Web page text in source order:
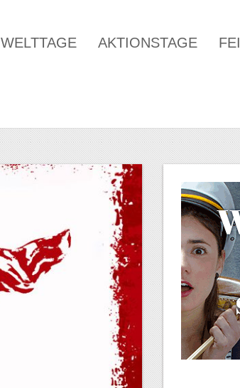
WELTTAGE AKTIONSTAGE